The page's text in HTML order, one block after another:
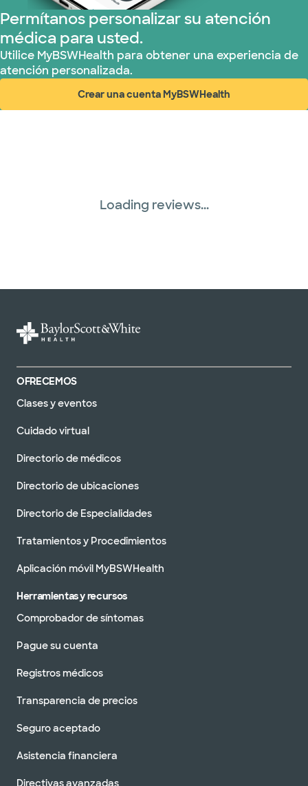
Permítanos personalizar su atención
médica para usted.
Utilice MyBSWHealth para obtener una experiencia de
atención personalizada.
Crear una cuenta MyBSWHealth
(abre en ventana nueva)
Loading reviews...
OFRECEMOS
Clases y eventos
Cuidado virtual
Directorio de médicos
Directorio de ubicaciones
Directorio de Especialidades
Tratamientos y Procedimientos
Aplicación móvil MyBSWHealth
Herramientas y recursos
Comprobador de síntomas
Pague su cuenta
Registros médicos
Transparencia de precios
Seguro aceptado
Asistencia financiera
Directivas avanzadas